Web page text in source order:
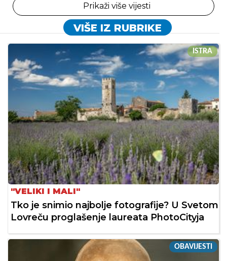
Prikaži više vijesti
VIŠE IZ RUBRIKE
ISTRA
"VELIKI I MALI"
Tko je snimio najbolje fotografije? U Svetom
Lovreču proglašenje laureata PhotoCityja
OBAVIJESTI